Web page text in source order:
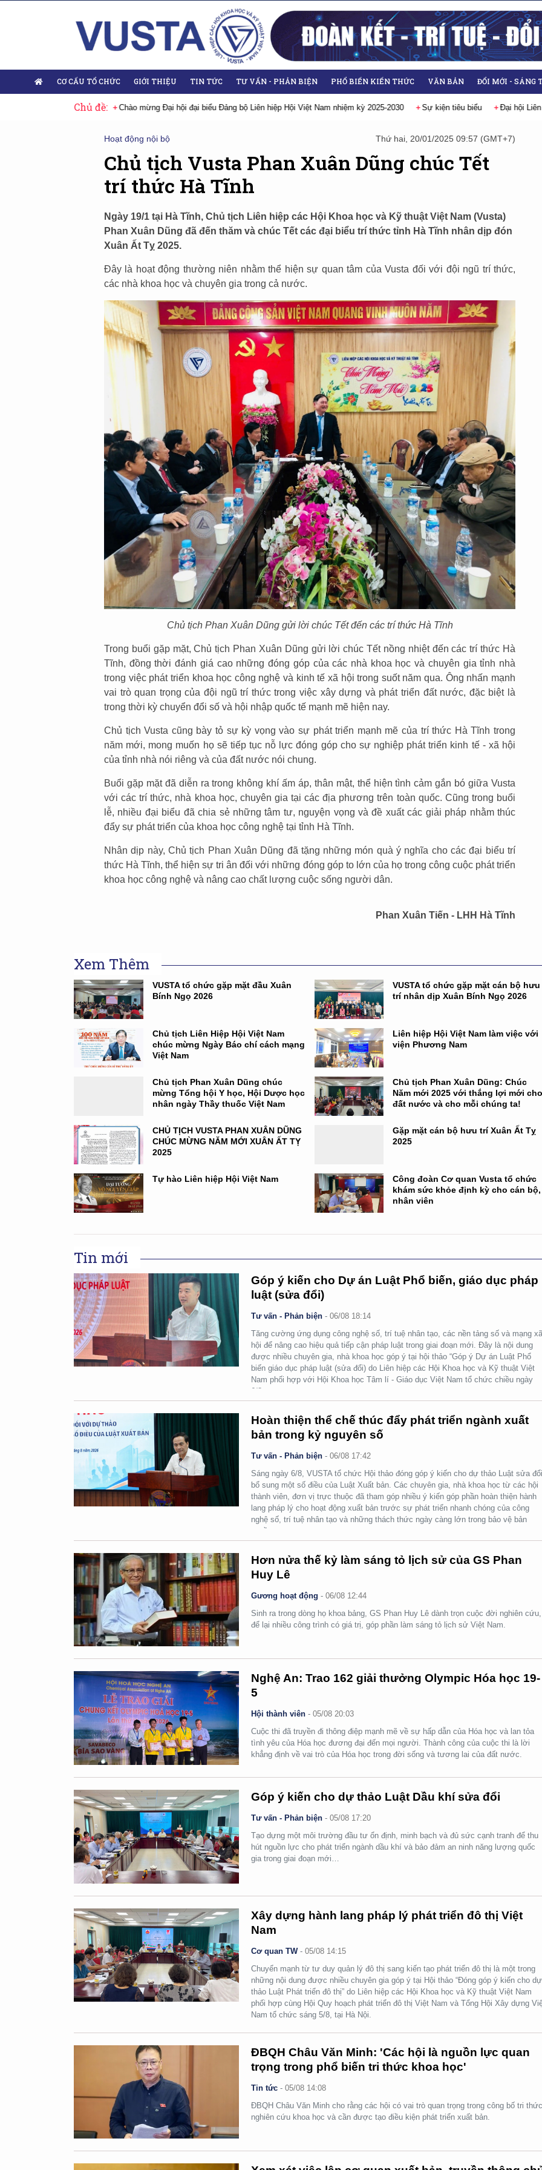
CƠ CẤU TỔ CHỨC GIỚI THIỆU TIN TỨC TƯ VẤN - PHẢN BIỆN PHỔ BIẾN KIẾN THỨC VĂN BẢN ĐỔI MỚI - SÁNG
Chủ đề:
Liên hiệp Hội Việt Nam nhiệm kỳ 2025-2030 Sự kiện tiêu biểu Đại hội Liên hiệp các Hội Khoa học và Kỹ thuật Việt Nam lần thứ IX, nhiệm kỳ
Hoạt động nội bộ Thứ hai, 20/01/2025 09:57 (GMT+7)
Chủ tịch Vusta Phan Xuân Dũng chúc Tết
trí thức Hà Tĩnh
Ngày 19/1 tại Hà Tĩnh, Chủ tịch Liên hiệp các Hội Khoa học và Kỹ thuật Việt Nam (Vusta)
Phan Xuân Dũng đã đến thăm và chúc Tết các đại biểu trí thức tỉnh Hà Tĩnh nhân dịp đón
Xuân Ất Tỵ 2025.
Đây là hoạt động thường niên nhằm thể hiện sự quan tâm của Vusta đối với đội ngũ trí thức,
các nhà khoa học và chuyên gia trong cả nước.
Chủ tịch Phan Xuân Dũng gửi lời chúc Tết đến các trí thức Hà Tĩnh
Trong buổi gặp mặt, Chủ tịch Phan Xuân Dũng gửi lời chúc Tết nồng nhiệt đến các trí thức Hà
Tĩnh, đồng thời đánh giá cao những đóng góp của các nhà khoa học và chuyên gia tỉnh nhà
trong việc phát triển khoa học công nghệ và kinh tế xã hội trong suốt năm qua. Ông nhấn mạnh
vai trò quan trọng của đội ngũ trí thức trong việc xây dựng và phát triển đất nước, đặc biệt là
trong thời kỳ chuyển đổi số và hội nhập quốc tế mạnh mẽ hiện nay.
Chủ tịch Vusta cũng bày tỏ sự kỳ vọng vào sự phát triển mạnh mẽ của trí thức Hà Tĩnh trong
năm mới, mong muốn họ sẽ tiếp tục nỗ lực đóng góp cho sự nghiệp phát triển kinh tế - xã hội
của tỉnh nhà nói riêng và của đất nước nói chung.
Buổi gặp mặt đã diễn ra trong không khí ấm áp, thân mật, thể hiện tình cảm gắn bó giữa Vusta
với các trí thức, nhà khoa học, chuyên gia tại các địa phương trên toàn quốc. Cũng trong buổi
lễ, nhiều đại biểu đã chia sẻ những tâm tư, nguyện vọng và đề xuất các giải pháp nhằm thúc
đẩy sự phát triển của khoa học công nghệ tại tỉnh Hà Tĩnh.
Nhân dịp này, Chủ tịch Phan Xuân Dũng đã tặng những món quà ý nghĩa cho các đại biểu trí
thức Hà Tĩnh, thể hiện sự tri ân đối với những đóng góp to lớn của họ trong công cuộc phát triển
khoa học công nghệ và nâng cao chất lượng cuộc sống người dân.
Phan Xuân Tiến - LHH Hà Tĩnh
Xem Thêm
VUSTA tổ chức gặp mặt đầu Xuân
Bính Ngọ 2026
VUSTA tổ chức gặp mặt cán bộ hưu
trí nhân dịp Xuân Bính Ngọ 2026
Chủ tịch Liên Hiệp Hội Việt Nam
chúc mừng Ngày Báo chí cách mạng
Việt Nam
Liên hiệp Hội Việt Nam làm việc với
viện Phương Nam
Chủ tịch Phan Xuân Dũng chúc
mừng Tổng hội Y học, Hội Dược học
nhân ngày Thầy thuốc Việt Nam
Chủ tịch Phan Xuân Dũng: Chúc
Năm mới 2025 với thắng lợi mới
đất nước và cho mỗi chúng ta!
CHỦ TỊCH VUSTA PHAN XUÂN DŨNG
CHÚC MỪNG NĂM MỚI XUÂN ẤT TỴ
2025
Gặp mặt cán bộ hưu trí Xuân Ất Tỵ
2025
Tự hào Liên hiệp Hội Việt Nam
Công đoàn Cơ quan Vusta tổ chức
khám sức khỏe định kỳ cho cán bộ,
nhân viên
Tin mới
Góp ý kiến cho Dự án Luật Phổ biến, giáo dục pháp
luật (sửa đổi)
Tư vấn - Phản biện -06/08 18:14
Tăng cường ứng dụng công nghệ số, trí tuệ nhân tạo, các nền tảng số và mạng
hội để nâng cao hiệu quả tiếp cận pháp luật trong giai đoạn mới. Đây là nội dung
được nhiều chuyên gia, nhà khoa học góp ý tại hội thảo “Góp ý Dự án Luật Phổ
biến giáo dục pháp luật (sửa đổi) do Liên hiệp các Hội Khoa học và Kỹ thuật Việt
Nam phối hợp với Hội Khoa học Tâm lí - Giáo dục Việt Nam tổ chức chiều ngày
6/8.
Hoàn thiện thể chế thúc đẩy phát triển ngành xuất
bản trong kỷ nguyên số
Tư vấn - Phản biện -06/08 17:42
Sáng ngày 6/8, VUSTA tổ chức Hội thảo đóng góp ý kiến cho dự thảo Luật sửa
bổ sung một số điều của Luật Xuất bản. Các chuyên gia, nhà khoa học từ các hội
thành viên, đơn vị trực thuộc đã tham góp nhiều ý kiến góp phần hoàn thiện hành
lang pháp lý cho hoạt động xuất bản trước sự phát triển nhanh chóng của công
nghệ số, trí tuệ nhân tạo và những thách thức ngày càng lớn trong bảo vệ bản
quyền.
Hơn nửa thế kỷ làm sáng tỏ lịch sử của GS Phan
Huy Lê
Gương hoạt động -06/08 12:44
Sinh ra trong dòng họ khoa bảng, GS Phan Huy Lê dành trọn cuộc đời nghiên cứu,
để lại nhiều công trình có giá trị, góp phần làm sáng tỏ lịch sử Việt Nam.
Nghệ An: Trao 162 giải thưởng Olympic Hóa học 19-
5
Hội thành viên -05/08 20:03
Cuộc thi đã truyền đi thông điệp mạnh mẽ về sự hấp dẫn của Hóa học và lan tỏa
tình yêu của Hóa học đương đại đến mọi người. Thành công của cuộc thi là lời
khẳng định về vai trò của Hóa học trong đời sống và tương lai của đất nước.
Góp ý kiến cho dự thảo Luật Dầu khí sửa đổi
Tư vấn - Phản biện -05/08 17:20
Tạo dựng một môi trường đầu tư ổn định, minh bạch và đủ sức cạnh tranh để thu
hút nguồn lực cho phát triển ngành dầu khí và bảo đảm an ninh năng lượng quốc
gia trong giai đoạn mới…
Xây dựng hành lang pháp lý phát triển đô thị Việt
Nam
Cơ quan TW-05/08 14:15
Chuyển mạnh từ tư duy quản lý đô thị sang kiến tạo phát triển đô thị là một trong
những nội dung được nhiều chuyên gia góp ý tại Hội thảo “Đóng góp ý kiến cho dự
thảo Luật Phát triển đô thị” do Liên hiệp các Hội Khoa học và Kỹ thuật Việt Nam
phối hợp cùng Hội Quy hoạch phát triển đô thị Việt Nam và Tổng Hội Xây dựng
Nam tổ chức sáng 5/8, tại Hà Nội.
ĐBQH Châu Văn Minh: 'Các hội là nguồn lực quan
trọng trong phổ biến tri thức khoa học'
Tin tức -05/08 14:08
ĐBQH Châu Văn Minh cho rằng các hội có vai trò quan trọng trong công bố tri
nghiên cứu khoa học và cần được tạo điều kiện phát triển xuất bản.